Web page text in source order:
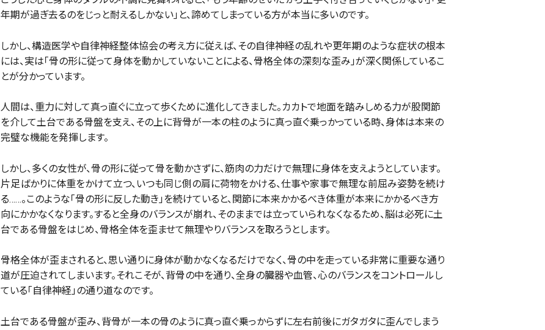
年期が過ぎ去るのをじっと耐えるしかない」と、諦めてしまっている方が本当に多いのです。
しかし、構造医学や自律神経整体協会の考え方に従えば、その自律神経の乱れや更年期のような症状の根本
には、実は「骨の形に従って身体を動かしていないことによる、骨格全体の深刻な歪み」が深く関係しているこ
とが分かっています。
人間は、重力に対して真っ直ぐに立って歩くために進化してきました。カカトで地面を踏みしめる力が股関節
を介して土台である骨盤を支え、その上に背骨が一本の柱のように真っ直ぐ乗っかっている時、身体は本来の
完璧な機能を発揮します。
しかし、多くの女性が、骨の形に従って骨を動かさずに、筋肉の力だけで無理に身体を支えようとしています。
片足ばかりに体重をかけて立つ、いつも同じ側の肩に荷物をかける、仕事や家事で無理な前屈み姿勢を続け
る……。このような「骨の形に反した動き」を続けていると、関節に本来かかるべき体重が本来にかかるべき方
向にかかなくなります。すると全身のバランスが崩れ、そのままでは立っていられなくなるため、脳は必死に土
台である骨盤をはじめ、骨格全体を歪ませて無理やりバランスを取ろうとします。
骨格全体が歪まされると、思い通りに身体が動かなくなるだけでなく、骨の中を走っている非常に重要な通り
道が圧迫されてしまいます。それこそが、背骨の中を通り、全身の臓器や血管、心のバランスをコントロールし
ている「自律神経」の通り道なのです。
土台である骨盤が歪み、背骨が一本の骨のように真っ直ぐ乗っからずに左右前後にガタガタに歪んでしまう